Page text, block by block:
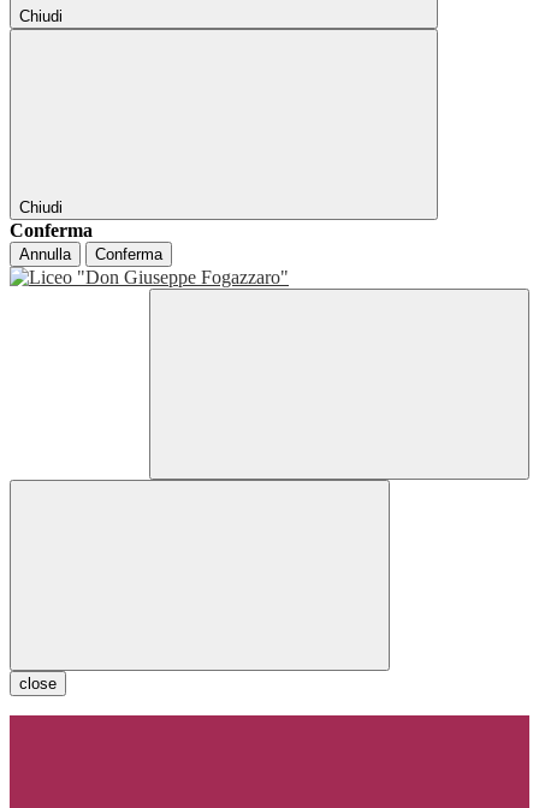
Chiudi
Chiudi
Conferma
Annulla Conferma
close